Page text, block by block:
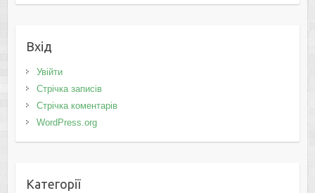
Вхід
Увійти
Стрічка записів
Стрічка коментарів
WordPress.org
Категорії